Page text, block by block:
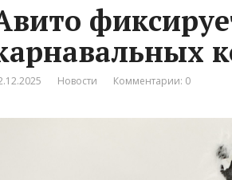
Новости Комментарии: 0